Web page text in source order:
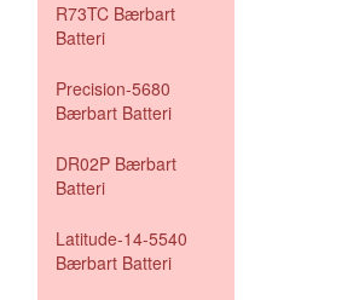
R73TC Bærbart
Batteri
Precision-5680
Bærbart Batteri
DR02P Bærbart
Batteri
Latitude-14-5540
Bærbart Batteri